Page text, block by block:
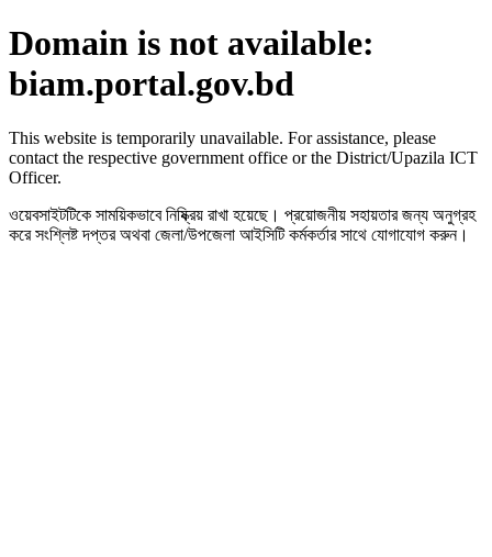
Domain is not available:
biam.portal.gov.bd
This website is temporarily unavailable. For assistance, please
contact the respective government office or the District/Upazila ICT
Officer.
ওয়েবসাইটটিকে সাময়িকভাবে নিষ্ক্রিয় রাখা হয়েছে। প্রয়োজনীয় সহায়তার জন্য অনুগ্রহ
করে সংশ্লিষ্ট দপ্তর অথবা জেলা/উপজেলা আইসিটি কর্মকর্তার সাথে যোগাযোগ করুন।